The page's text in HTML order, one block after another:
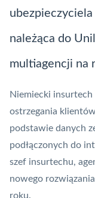
należąca do
multiagencji na
Niemiecki insurtech
ostrzegania
podstawie danych
podłączonych do
szef insurtechu,
nowego
roku.